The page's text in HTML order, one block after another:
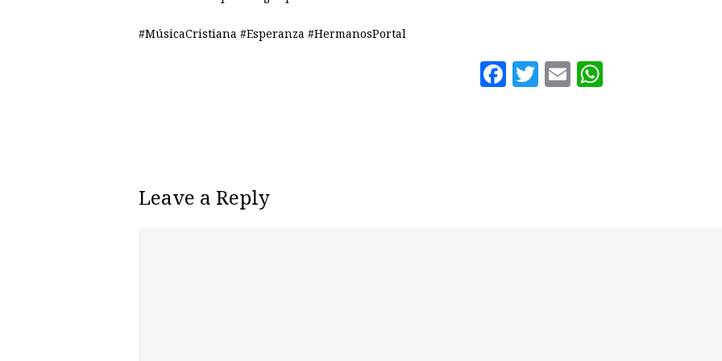
#MúsicaCristiana #Esperanza #HermanosPortal
Facebook
Twitter
Email
Leave a Reply